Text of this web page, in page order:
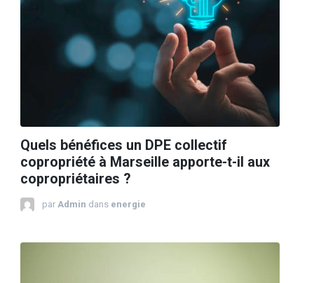
Quels bénéfices un DPE collectif
copropriété à Marseille apporte-t-il aux
copropriétaires ?
par Admin dans energie